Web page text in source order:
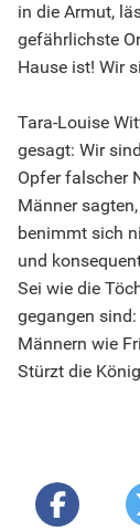
in die Armut,
gefährlichste
Hause ist! Wir
Tara-Louise
gesagt: Wir
Opfer falscher
Männer
benimmt sich
und
Sei wie die
gegangen
Männern wie
Stürzt die